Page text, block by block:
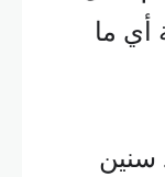
أي ما
سنين